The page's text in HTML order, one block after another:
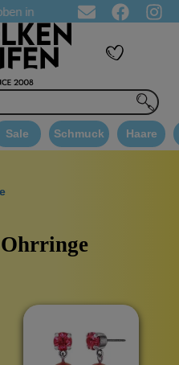
Bestellung ☁ Goodie
Sale Schmuck Haare